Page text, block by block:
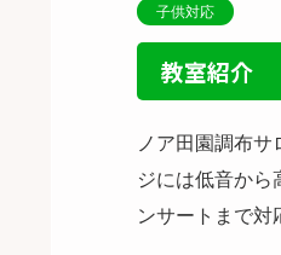
子供対応
教室紹介
ノア田園調布
ジには低音から
ンサートまで対